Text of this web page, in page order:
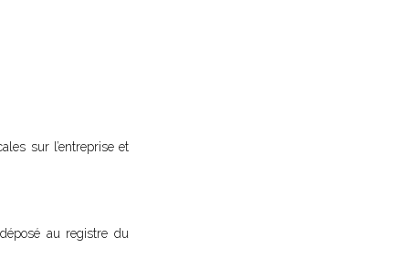
sur l’entreprise et
au registre du